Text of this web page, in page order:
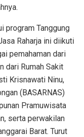
program Tanggung
Raharja ini diikuti
pemahaman dari
dari Rumah Sakit
Krisnawati Ninu,
(BASARNAS)
Pramuwisata
serta perwakilan
Barat. Turut